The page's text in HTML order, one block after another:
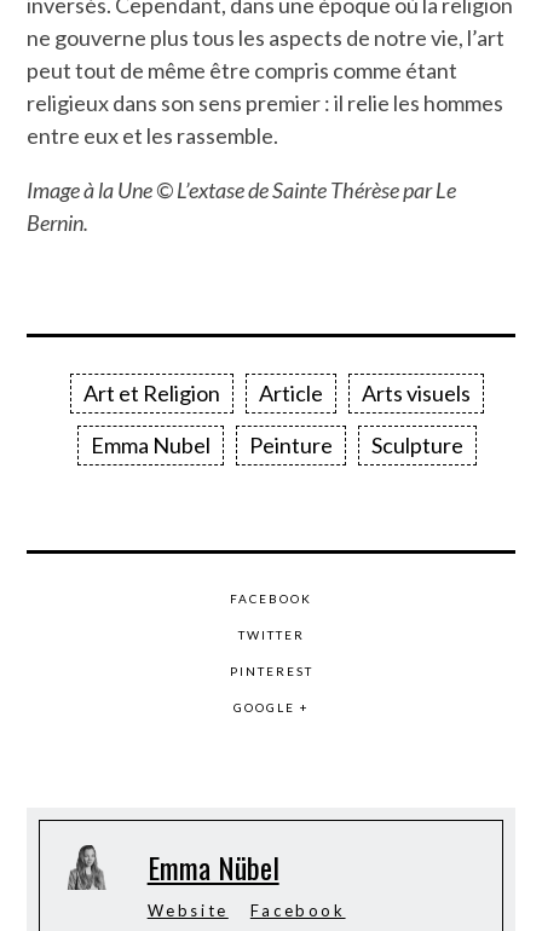
ne gouverne plus tous les aspects de notre vie, l’art
peut tout de même être compris comme étant
religieux dans son sens premier : il relie les hommes
entre eux et les rassemble.
Image à la Une © L’extase de Sainte Thérèse par Le
Bernin.
Art et Religion Article
Arts visuels
Emma Nubel
Peinture Sculpture
FACEBOOK
TWITTER
PINTEREST
GOOGLE +
Emma Nübel
Website Facebook